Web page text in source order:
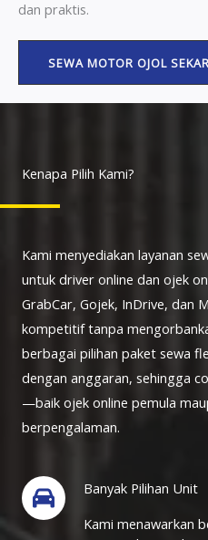
dan praktis.
SEWA MOTOR OJOL
Kenapa Pilih Kami?
Kami menyediakan layanan
untuk driver online dan ojek
GrabCar, Gojek, InDrive, dan
kompetitif tanpa
berbagai pilihan paket sewa
dengan anggaran, sehingga
—baik ojek online pemula
berpengalaman.
Banyak Pilihan Unit
Kami menawarkan